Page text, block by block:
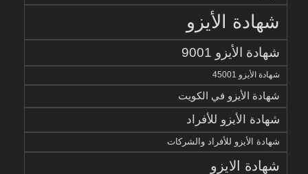
شهادة الأيزو
شهادة الأيزو 9001
شهادة الأيزو 45001
شهادة الأيزو في الكويت
شهادة الأيزو للأفراد
شهادة الأيزو للأفراد والشركات
شهادة الايزو